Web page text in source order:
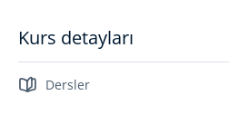
Kurs detayları
Dersler